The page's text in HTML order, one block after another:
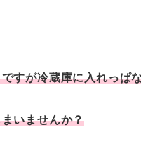
すが冷蔵庫に入れっぱ
いませんか？